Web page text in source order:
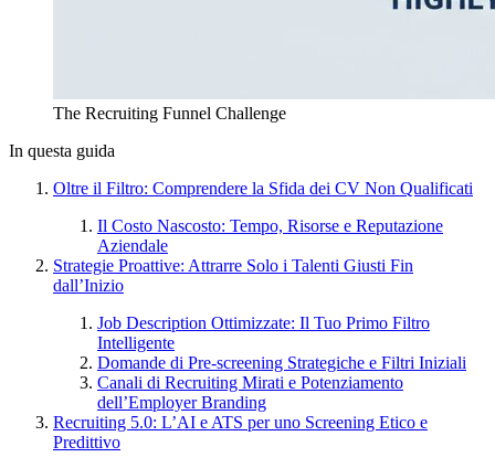
The Recruiting Funnel Challenge
In questa guida
Oltre il Filtro: Comprendere la Sfida dei CV Non Qualificati
Il Costo Nascosto: Tempo, Risorse e Reputazione
Aziendale
Strategie Proattive: Attrarre Solo i Talenti Giusti Fin
dall’Inizio
Job Description Ottimizzate: Il Tuo Primo Filtro
Intelligente
Domande di Pre-screening Strategiche e Filtri Iniziali
Canali di Recruiting Mirati e Potenziamento
dell’Employer Branding
Recruiting 5.0: L’AI e ATS per uno Screening Etico e
Predittivo